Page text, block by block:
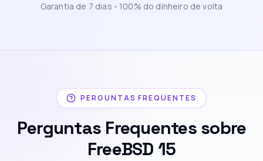
Garantia de 7 dias - 100% do dinheiro de volta
PERGUNTAS FREQUENTES
Perguntas Frequentes sobre
FreeBSD 15